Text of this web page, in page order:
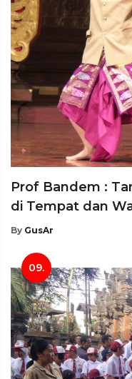
Prof Bandem :
di Tempat dan
By GusAr
09.